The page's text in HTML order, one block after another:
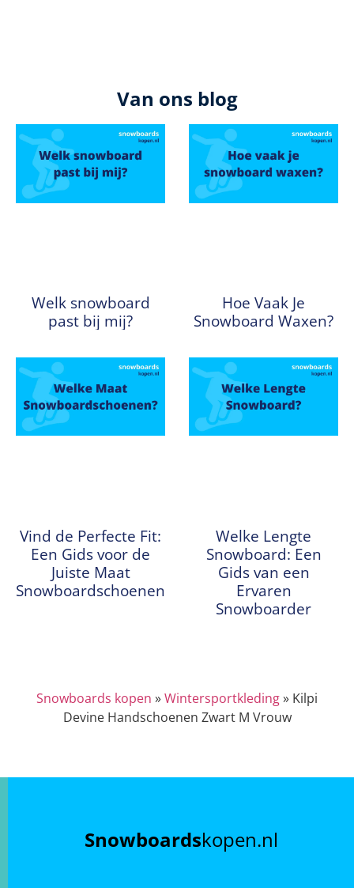
Van ons blog
Welk snowboard
past bij mij?
Hoe Vaak Je
Snowboard Waxen?
Vind de Perfecte Fit:
Een Gids voor de
Juiste Maat
Snowboardschoenen
Welke Lengte
Snowboard: Een
Gids van een
Ervaren
Snowboarder
Snowboards kopen »Wintersportkleding» Kilpi
Devine Handschoenen Zwart M Vrouw
Snowboardskopen.nl